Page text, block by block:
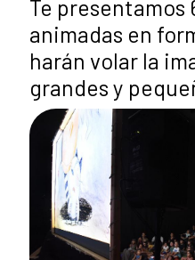
Te presentamos
animadas en
harán volar la
grandes y